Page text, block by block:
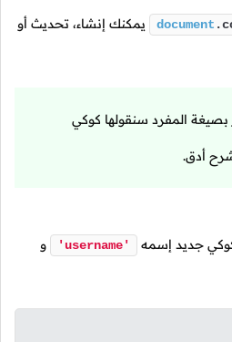
document . يمكنك إنشاء، تحديث أو
بصيغة المفرد سنقولها كوكي
أدق.
كوكي جديد إسمه 'username' و